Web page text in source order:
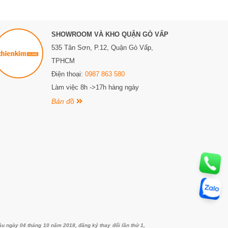
SHOWROOM VÀ KHO QUẬN GÒ VẤP
535 Tân Sơn, P.12, Quận Gò Vấp,
TPHCM
Điện thoại: 0987 863 580
Làm việc 8h ->17h hàng ngày
Bản đồ
ngày 04 tháng 10 năm 2018, đăng ký thay đổi lần thứ 1,